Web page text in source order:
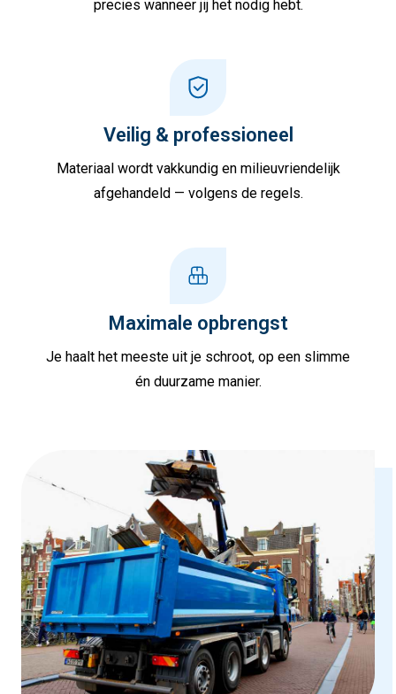
precies wanneer jij het nodig hebt.
Veilig & professioneel
Materiaal wordt vakkundig en milieuvriendelijk
afgehandeld — volgens de regels.
Maximale opbrengst
Je haalt het meeste uit je schroot, op een slimme
én duurzame manier.